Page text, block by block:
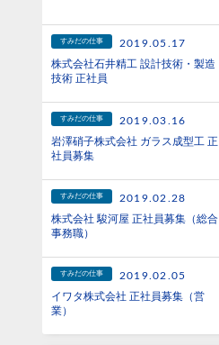
すみだの仕事
2019.05.17
株式会社石井精工 設計技術・製造
技術 正社員
すみだの仕事
2019.03.16
岩澤硝子株式会社 ガラス成型工 正
社員募集
すみだの仕事
2019.02.28
株式会社 駿河屋 正社員募集（総合
事務職）
すみだの仕事
2019.02.05
イワタ株式会社 正社員募集（営
業）